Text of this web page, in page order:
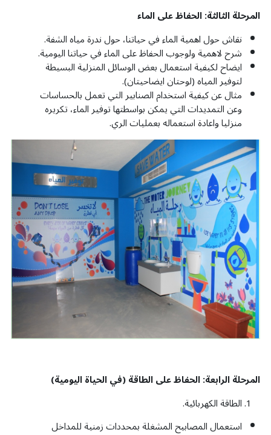
المرحلة الثالثة: الحفاظ على الماء
نقاش حول اهمية الماء في حياتنا، حول ندرة مياه الشفة.
شرح لاهمية ولوجوب الحفاظ على الماء في حياتنا اليومية.
ايضاح لكيفية استعمال بعض الوسائل المنزلية البسيطة
لتوفير المياه (لوحتان ايضاحيتان).
مثال عن كيفية استخدام الصنابير التي تعمل بالحساسات
وعن التمديدات التي يمكن بواسطتها توفير الماء، تكريره
منزليا واعادة استعماله بعمليات الري.
المرحلة الرابعة: الحفاظ على الطاقة (في الحياة اليومية)
الطاقة الكهربائية.
استعمال المصابيح المشغلة بمحددات زمنية للمداخل